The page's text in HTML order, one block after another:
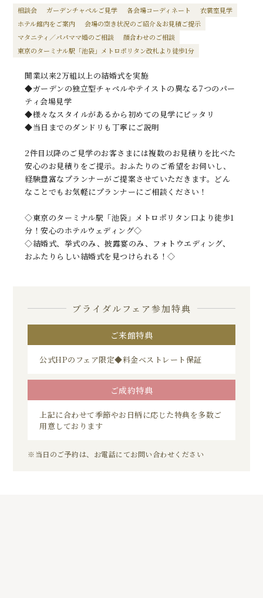
相談会 ガーデンチャペルご見学 各会場コーディネート
衣裳室見学
ホテル館内をご案内
会場の空き状況のご紹介＆お見積ご提示
マタニティ／パパママ婚のご相談
顔合わせのご相談
東京のターミナル駅「池袋」メトロポリタン改札より徒歩1分
開業以来2万組以上の結婚式を実施
◆ガーデンの独立型チャペルやテイストの異なる7つのパー
ティ会場見学
◆様々なスタイルがあるから初めての見学にピッタリ
◆当日までのダンドリも丁寧にご説明
2件目以降のご見学のお客さまには複数のお見積りを比べた
安心のお見積りをご提示。おふたりのご希望をお伺いし、
経験豊富なプランナーがご提案させていただきます。どん
なことでもお気軽にプランナーにご相談ください！
◇東京のターミナル駅「池袋」メトロポリタン口より徒歩1
分！安心のホテルウェディング◇
◇結婚式、挙式のみ、披露宴のみ、フォトウエディング、
おふたりらしい結婚式を見つけられる！◇
ブライダルフェア参加特典
ご来館特典
公式HPのフェア限定◆料金ベストレート保証
ご成約特典
上記に合わせて季節やお日柄に応じた特典を多数ご
用意しております
※当日のご予約は、お電話にてお問い合わせください